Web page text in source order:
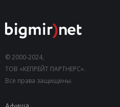
© 2000-2024,
ТОВ «КЕПРЕЙТ ПАРТНЕРС».
Все права защищены.